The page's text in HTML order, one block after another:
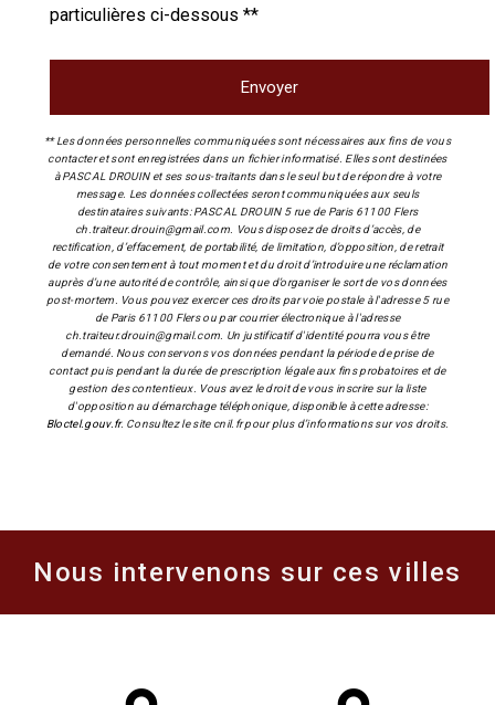
particulières ci-dessous **
Envoyer
** Les données personnelles communiquées sont nécessaires aux fins de vous
contacter et sont enregistrées dans un fichier informatisé. Elles sont destinées
à PASCAL DROUIN et ses sous-traitants dans le seul but de répondre à votre
message. Les données collectées seront communiquées aux seuls
destinataires suivants: PASCAL DROUIN 5 rue de Paris 61100 Flers
ch.traiteur.drouin@gmail.com. Vous disposez de droits d’accès, de
rectification, d’effacement, de portabilité, de limitation, d’opposition, de retrait
de votre consentement à tout moment et du droit d’introduire une réclamation
auprès d’une autorité de contrôle, ainsi que d’organiser le sort de vos données
post-mortem. Vous pouvez exercer ces droits par voie postale à l'adresse 5 rue
de Paris 61100 Flers ou par courrier électronique à l'adresse
ch.traiteur.drouin@gmail.com. Un justificatif d'identité pourra vous être
demandé. Nous conservons vos données pendant la période de prise de
contact puis pendant la durée de prescription légale aux fins probatoires et de
gestion des contentieux. Vous avez le droit de vous inscrire sur la liste
d'opposition au démarchage téléphonique, disponible à cette adresse:
Bloctel.gouv.fr. Consultez le site cnil.fr pour plus d’informations sur vos droits.
Nous intervenons sur ces villes